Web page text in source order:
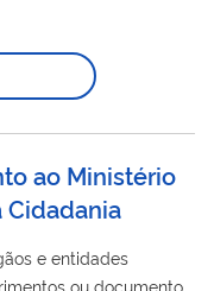
de
direitos
públicos, dentre eles,
e doenças raras e
ao Ministério
Cidadania
e entidades
ou documentos